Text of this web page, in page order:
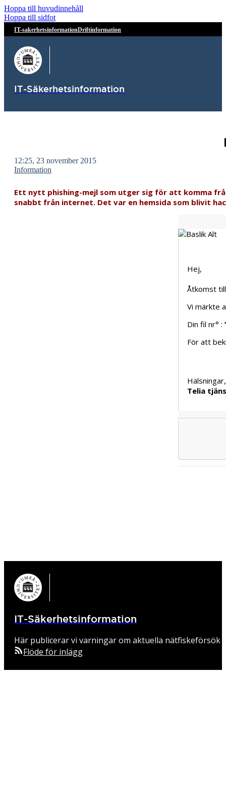
Hoppa till huvudinnehåll
Hoppa till sidfot
IT-sakerhetsinformationDriftinformation
IT-Säkerhetsinformation
12:25, 23 november 2015
Information
Ett nytt phishing-mejl som utger sig för att komma
snabbt från internet. Det var en hemsida som blivit
Hej,
Åtkomst
Vi märkte
Din fil nr° :
För att
Hälsningar,
Telia
IT-Säkerhetsinformation
Här publicerar vi varningar om aktuella
Flöde för inlägg